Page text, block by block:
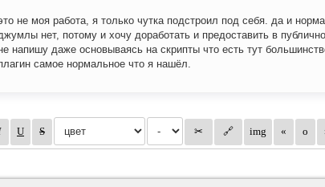
не моя работа, я только чутка подстроил под себя. да и
нет, потому и хочу доработать и предоставить в
напишу даже основываясь на скрипты что есть тут
самое нормальное что я нашёл.